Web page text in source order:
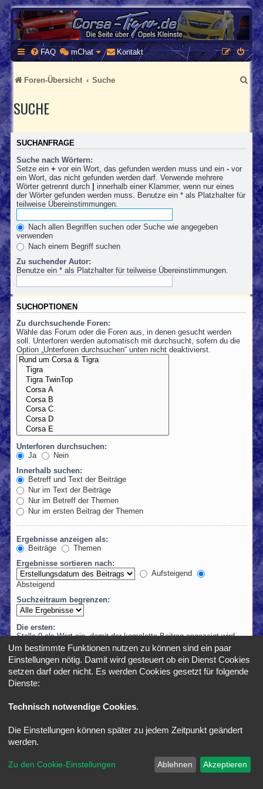
CORSA-TIGRA.DE
Homepage und Forum rund um Opel Corsa und Tigra
FAQ mChat Kontakt
Foren-Übersicht Suche
S
u
h
SUCHE
SUCHANFRAGE
Suche nach Wörtern:
Setze ein + vor ein Wort, das gefunden werden muss und ein - vor
ein Wort, das nicht gefunden werden darf. Verwende mehrere
Wörter getrennt durch | innerhalb einer Klammer, wenn nur eines
der Wörter gefunden werden muss. Benutze ein * als Platzhalter für
teilweise Übereinstimmungen.
Nach allen Begriffen suchen oder Suche wie angegeben
verwenden
Nach einem Begriff suchen
Zu suchender Autor:
Benutze ein * als Platzhalter für teilweise Übereinstimmungen.
SUCHOPTIONEN
Zu durchsuchende Foren:
Wähle das Forum oder die Foren aus, in denen gesucht werden
soll. Unterforen werden automatisch mit durchsucht, sofern du die
Option „Unterforen durchsuchen“ unten nicht deaktivierst.
Unterforen durchsuchen:
Ja
Nein
Innerhalb suchen:
Betreff und Text der Beiträge
Nur im Text der Beiträge
Nur im Betreff der Themen
Nur im ersten Beitrag der Themen
Ergebnisse anzeigen als:
Beiträge
Themen
Ergebnisse sortieren nach:
Aufsteigend
Absteigend
Suchzeitraum begrenzen:
Die ersten:
Stelle 0 als Wert ein, damit der komplette Beitrag angezeigt wird.
Zeichen der Beiträge anzeigen
*SE Gamer Style byphpBB Styles
® Forum Software © phpBB Limited
Deutsche Übersetzung durchphpBB.de
Um bestimmte Funktionen nutzen zu können sind ein paar
Einstellungen nötig. Damit wird gesteuert ob ein Dienst Cookies
setzen darf oder nicht. Es werden Cookies gesetzt für folgende
Dienste:
Technisch notwendige Cookies.
Die Einstellungen können später zu jedem Zeitpunkt geändert
werden.
Zu den Cookie-Einstellungen Ablehnen Akzeptieren